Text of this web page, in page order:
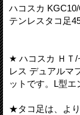
ハコスカ
テンレスタコ足
★ ハコスカ ＨＴ
レス デュアルマ
ットです。L型エ
★タコ足は、よ